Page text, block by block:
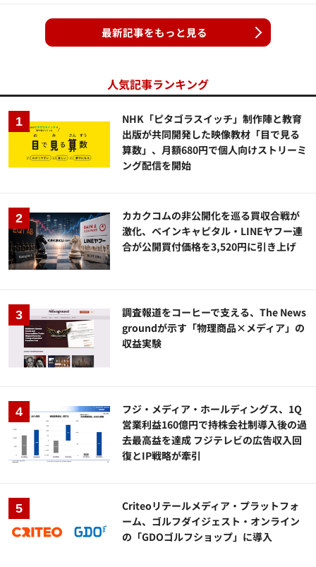
最新記事をもっと見る
人気記事ランキング
NHK「ピタゴラスイッチ」制作陣と教育
出版が共同開発した映像教材「目で見る
算数」、月額680円で個人向けストリーミ
ング配信を開始
カカクコムの非公開化を巡る買収合戦が
激化、ベインキャピタル・LINEヤフー連
合が公開買付価格を3,520円に引き上げ
調査報道をコーヒーで支える、The News
groundが示す「物理商品×メディア」の
収益実験
フジ・メディア・ホールディングス、1Q
営業利益160億円で持株会社制導入後の過
去最高益を達成 フジテレビの広告収入回
復とIP戦略が牽引
Criteoリテールメディア・プラットフォ
ーム、ゴルフダイジェスト・オンライン
の「GDOゴルフショップ」に導入